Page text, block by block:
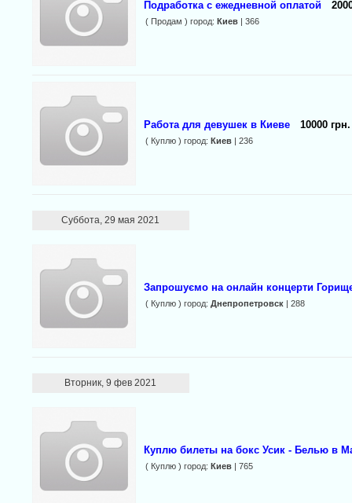
Подработка с ежедневной оплатой
( Продам ) город: Киев| 366
Работа для девушек в Киеве 10000 грн.
( Куплю ) город: Киев| 236
Суббота, 29 мая 2021
Запрошуємо на онлайн концерти
( Куплю ) город: Днепропетровск| 288
Вторник, 9 фев 2021
Куплю билеты на бокс Усик - Белью в
( Куплю ) город: Киев| 765